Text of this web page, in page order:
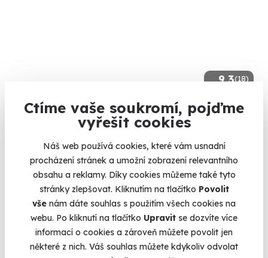
Ctíme vaše soukromí, pojďme
vyřešit cookies
Náš web používá cookies, které vám usnadní
procházení stránek a umožní zobrazení relevantního
obsahu a reklamy. Díky cookies můžeme také tyto
stránky zlepšovat. Kliknutím na tlačítko Povolit
vše nám dáte souhlas s použitím všech cookies na
webu. Po kliknutí na tlačítko Upravit se dozvíte více
informací o cookies a zároveň můžete povolit jen
některé z nich. Váš souhlas můžete kdykoliv odvolat
9.3(18)
Jízda v Ariel Atom na okruhu
Vyzkoušejte si jedno z nejrychlejších aut světa.
Slovakia Ring (SK)
(+ 2 další lokality)
2 300 Kč
Volný termín už 16. 08. 2026